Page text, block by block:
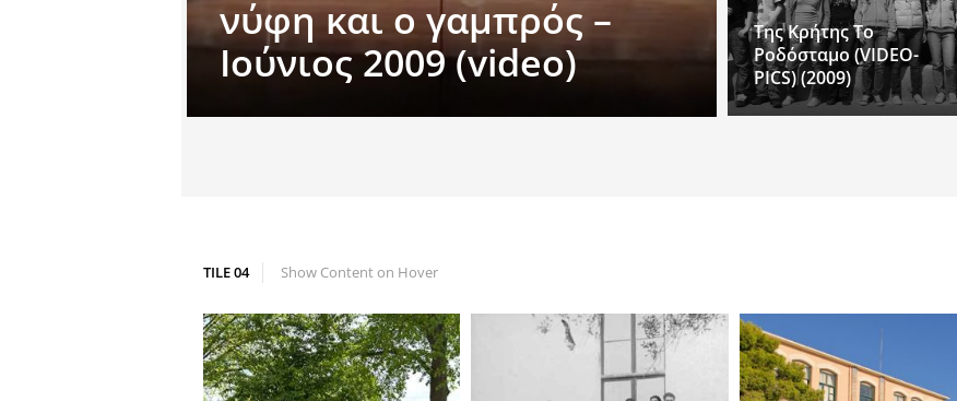
νύφη και ο γαμπρός –
Ιούνιος 2009 (video)
Της Κρήτης Το
Ροδόσταμο (VIDEO-
PICS) (2009)
TILE 04 Show Content on Hover
ΕΚΔΗΛΩΣΕΙΣ